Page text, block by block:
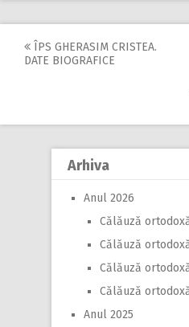
Post
ÎPS GHERASIM CRISTEA.
DATE BIOGRAFICE
Arhiva
Anul 2026
Călăuză
Călăuză
Călăuză
Călăuză
Anul 2025